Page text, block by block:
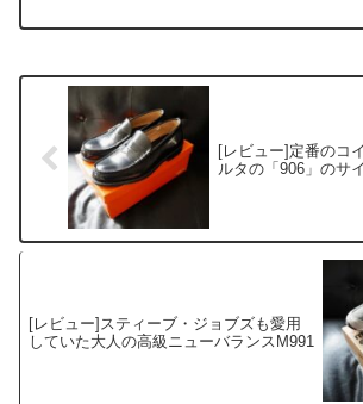
[レビュー]定番のコ
ルタの「906」のサ
[レビュー]スティーブ・ジョブズも愛用
していた大人の高級ニューバランスM991